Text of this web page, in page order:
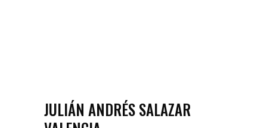
JULIÁN ANDRÉS SALAZAR